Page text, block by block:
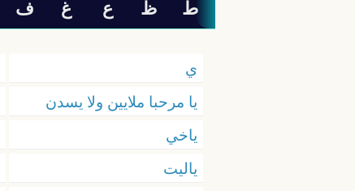
ط
ظ ع غ ف
ي
يا مرحبا ملايين ولا يسدن
ياخي
ياليت